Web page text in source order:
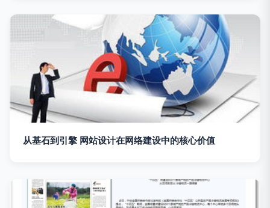
从基石到引擎 网站设计在网络建设中的核心价值